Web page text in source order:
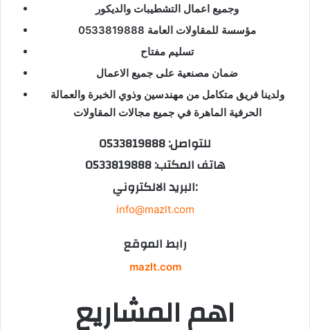
وجميع اعمال التشطيبات والديكور
مؤسسة للمقاولات العامة 0533819888
تسليم مفتاح
ضمان مصنعية على جميع الاعمال
ولدينا فريق متكامل من مهندسين وذوي الخبرة والعمالة
الحرفية الماهرة في جميع مجالات المقاولات
للتواصل: 0533819888
هاتف المكتب: 0533819888
البريد الالكتروني:
info@mazlt.com
رابط الموقع
mazlt.com
اهم المشاريع